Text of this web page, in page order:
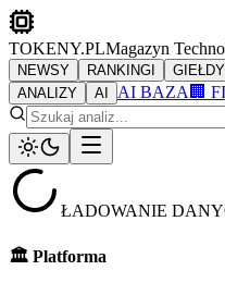
TOKENY.PLMagazyn
NEWSY RANKINGI GIEŁDY
ANALIZY
AI AI BAZA 🏢
ŁADOWANIE
🏛️ Platforma